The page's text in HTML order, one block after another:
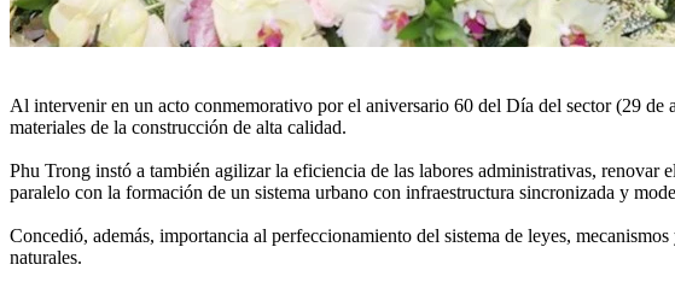
Al intervenir en un acto conmemorativo por el aniversario 60 del Día del sector (29
materiales de la construcción de alta calidad.
Phu Trong instó a también agilizar la eficiencia de las labores administrativas, renovar
paralelo con la formación de un sistema urbano con infraestructura sincronizada y
Concedió, además, importancia al perfeccionamiento del sistema de leyes,
naturales.